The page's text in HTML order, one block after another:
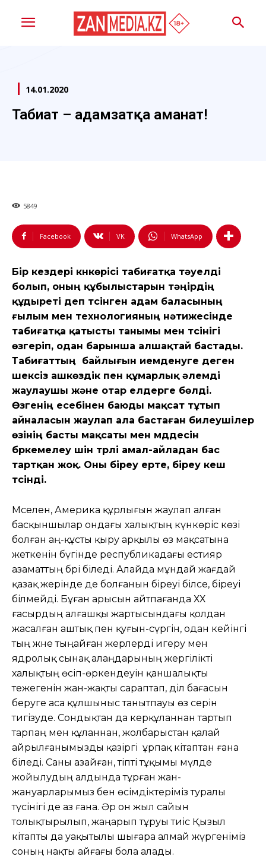
14.01.2020
Табиғат – адамзатқа аманат!
5849
Facebook VK WhatsApp
Бір кездері күнкөрісі табиғатқа тәуелді
болып, оның құбылыстарын тәңірдің
құдыреті деп түсінген адам баласының
ғылым мен технологияның нәтижесінде
табиғатқа қатысты танымы мен түсінігі
өзгеріп, одан барынша алшақтай бастады.
Табиғаттың байлығын иемденуге деген
шексіз ашкөздік пен құмарлық әлемді
жаулаушы және отар елдерге бөлді.
Өзгенің есебінен баюды мақсат тұтып
айналасын жаулап ала бастаған билеушілер
өзінің басты мақсаты мен мүддесін
бүркемелеу үшін түрлі амал-айладан бас
тартқан жоқ. Оны біреу ерте, біреу кеш
түсінді.
Мәселен, Америка құрлығын жаулап алған
басқыншылар ондағы халықтың күнкөріс көзі
болған аң-құсты қыру арқылы өз мақсатына
жеткенін бүгінде республикадағы естияр
азаматтың бәрі біледі. Алайда мұндай жағдай
қазақ жерінде де болғанын біреуі білсе, біреуі
білмейді. Бұған арысын айтпағанда ХХ
ғасырдың алғашқы жартысындағы қолдан
жасалған аштық пен қуғын-сүргін, одан кейінгі
тың және тыңайған жерлерді игеру мен
ядролық сынақ алаңдарының жергілікті
халықтың өсіп-өркендеуін қаншалықты
тежегенін жан-жақты сараптап, әділ бағасын
беруге аса құлшыныс танытпауы өз әсерін
тигізуде. Сондықтан да керқұланнан тартып
тарпаң мен құланнан, жолбарыстан қалай
айрылғанымызды қазіргі ұрпақ кітаптан ғана
біледі. Саны азайған, тіпті тұқымы мүлде
жойылудың алдында тұрған жан-
жануарларымыз бен өсімдіктеріміз туралы
түсінігі де аз ғана. Әр он жыл сайын
толықтырылып, жаңарып тұруы тиіс Қызыл
кітапты да уақытылы шығара алмай жүргеніміз
соның нақты айғағы бола алады.